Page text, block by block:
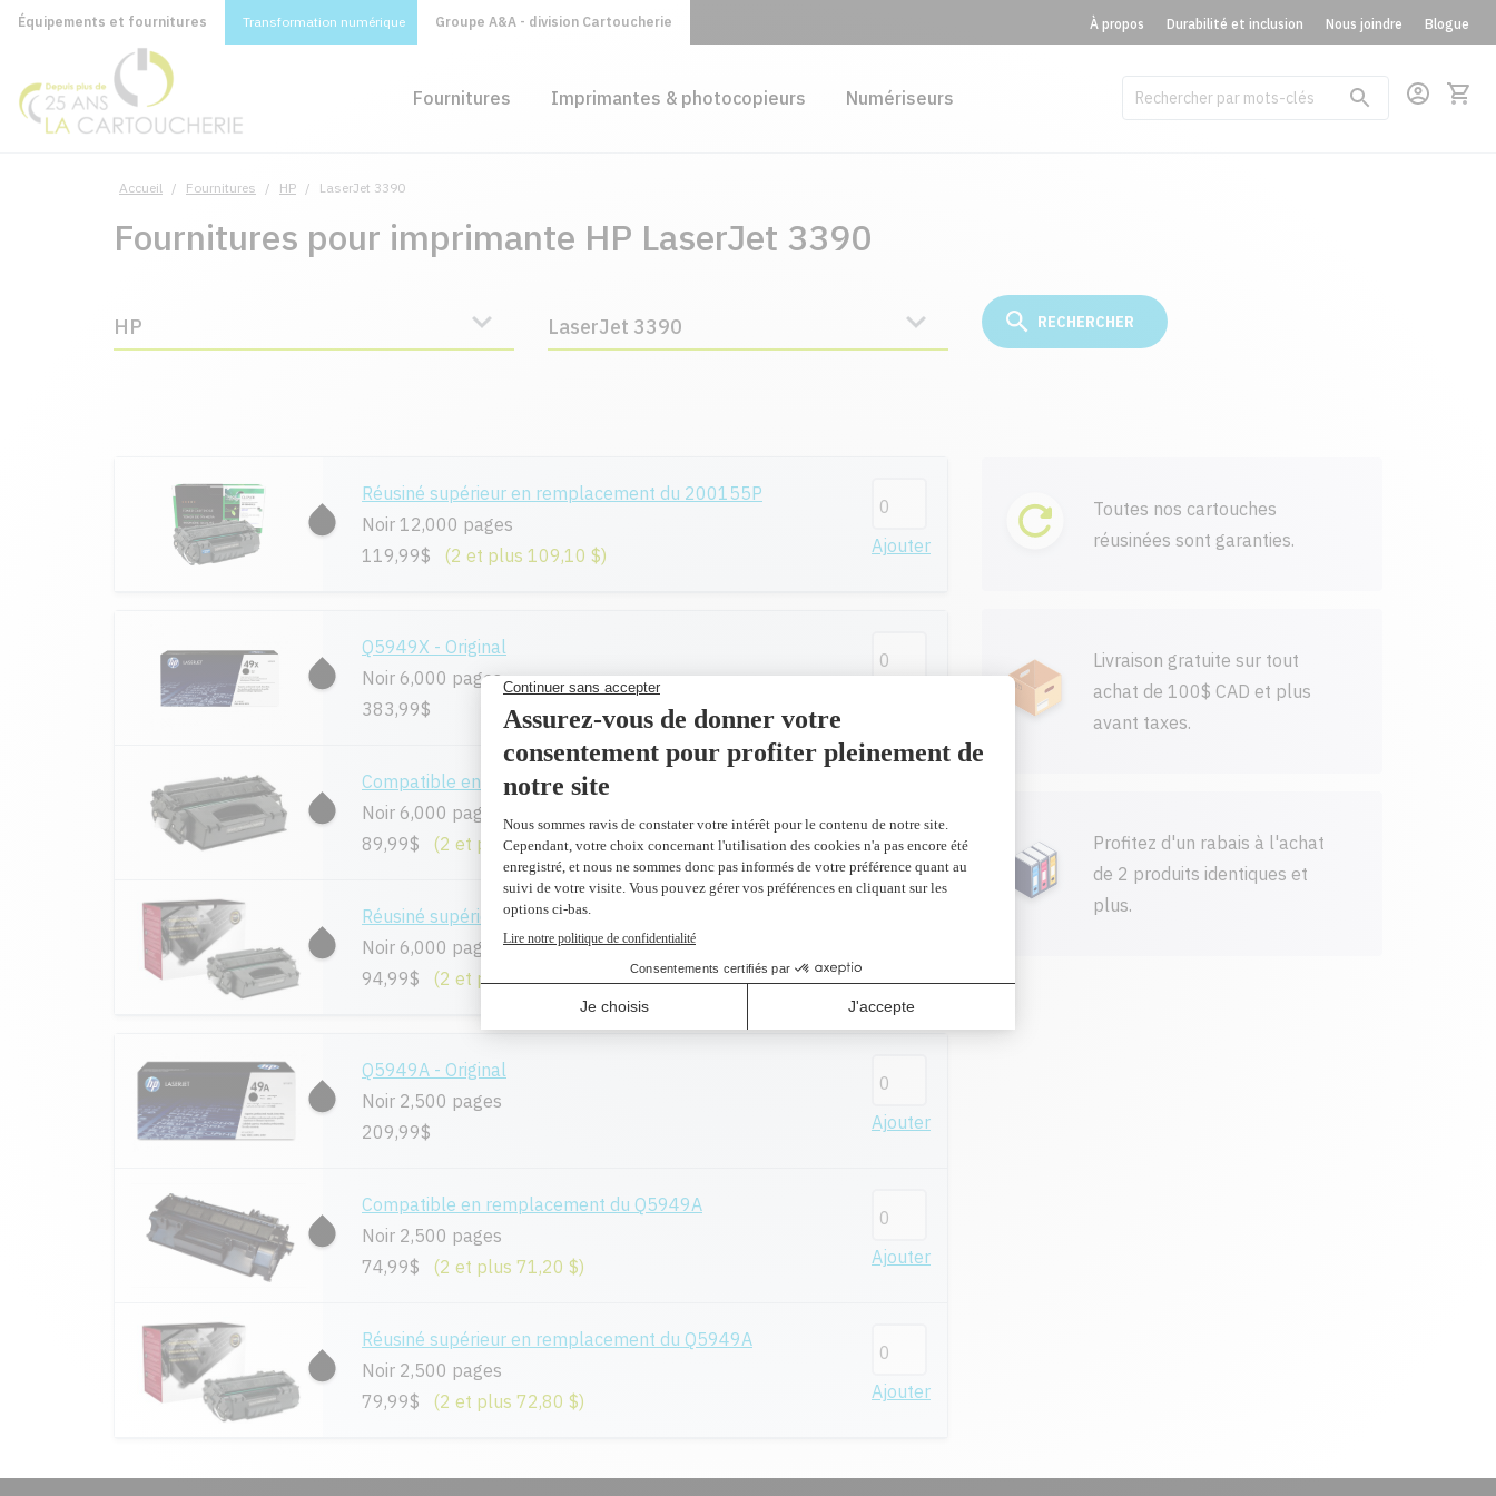
Équipements et fournitures Transformation numérique Groupe A&A - division Cartoucherie À propos Durabilité et inclusion Nous joindre Blogue
Fournitures Imprimantes & photocopieurs Numériseurs
Accueil / Fournitures / HP / LaserJet 3390
Fournitures pour imprimante HP LaserJet 3390
HP LaserJet 3390
Réusiné supérieur en remplacement du 200155P
Noir 12,000 pages
119,99$
(2 et plus 109,10 $) Ajouter
Q5949X - Original
Noir 6,000 pages
383,99$
Compatible en remplacement du Q5949X
Noir 6,000 pages
89,99$
(2 et plus 85,40 $) Ajouter
Réusiné supérieur en remplacement du Q5949X
Noir 6,000 pages
94,99$
(2 et plus 86,40 $)
Q5949A - Original
Noir 2,500 pages
209,99$
Ajouter
Compatible en remplacement du Q5949A
Noir 2,500 pages
74,99$
(2 et plus 71,20 $) Ajouter
Réusiné supérieur en remplacement du Q5949A
Noir 2,500 pages
79,99$
(2 et plus 72,80 $) Ajouter
Toutes nos cartouches
réusinées sont garanties.
Livraison gratuite sur tout
achat de 100$ CAD et plus
avant taxes.
Profitez d'un rabais à l'achat
de 2 produits identiques et
plus.